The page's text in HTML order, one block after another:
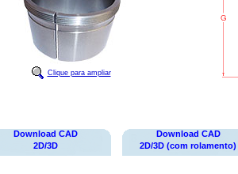
Clique para ampliar
Download CAD
2D/3D
Download CAD
2D/3D (com rolamento)